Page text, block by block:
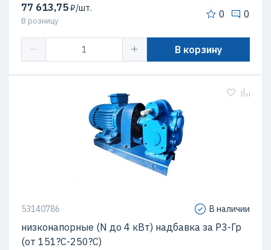
77 613,75₽/шт.
В розницу
0 0
В корзину
53140786 В наличии
низконапорные (N до 4 кВт) надбавка за Р3-Гр
(от 151?С-250?С)